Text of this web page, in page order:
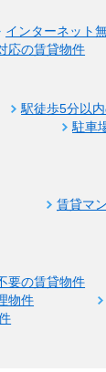
インターネット
応の賃貸物件
駅徒歩5分以
駐車
賃貸マ
要の賃貸物件
物件